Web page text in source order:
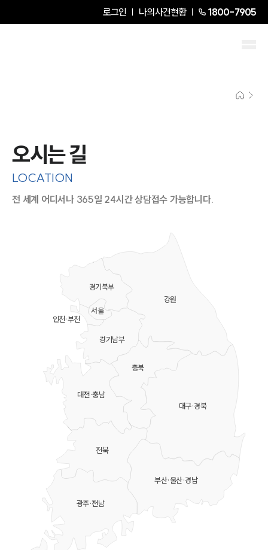
로그인 나의사건현황 1800-7905
오시는 길
LOCATION
전 세계 어디서나 365일 24시간 상담접수 가능합니다.
강원
충북
대전·충남
대구·경북
부산·울산·경남
전북
광주·전남
경기북부
경기남부
서울
인천·부천